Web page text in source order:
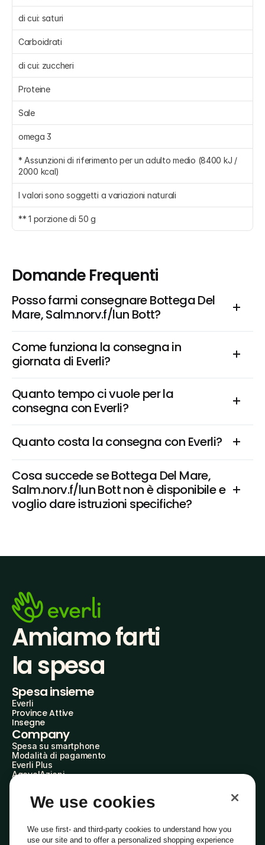
di cui: saturi
Carboidrati
di cui: zuccheri
Proteine
Sale
omega 3
* Assunzioni di riferimento per un adulto medio (8400 kJ /
2000 kcal)
I valori sono soggetti a variazioni naturali
** 1 porzione di 50 g
Domande Frequenti
Posso farmi consegnare Bottega Del
Mare, Salm.norv.f/lun Bott?
Come funziona la consegna in
giornata di Everli?
Quanto tempo ci vuole per la
consegna con Everli?
Quanto costa la consegna con Everli?
Cosa succede se Bottega Del Mare,
Salm.norv.f/lun Bott non è disponibile e
voglio dare istruzioni specifiche?
Amiamo farti
la spesa
Spesa insieme
Everli
Province Attive
Insegne
Company
Spesa su smartphone
Modalità di pagamento
Everli Plus
AgevolAzioni
Everli Shoppers
Scopri chi siamo
We use cookies
We use first- and third-party cookies to understand how you
use our site and to offer a personalized shopping experience